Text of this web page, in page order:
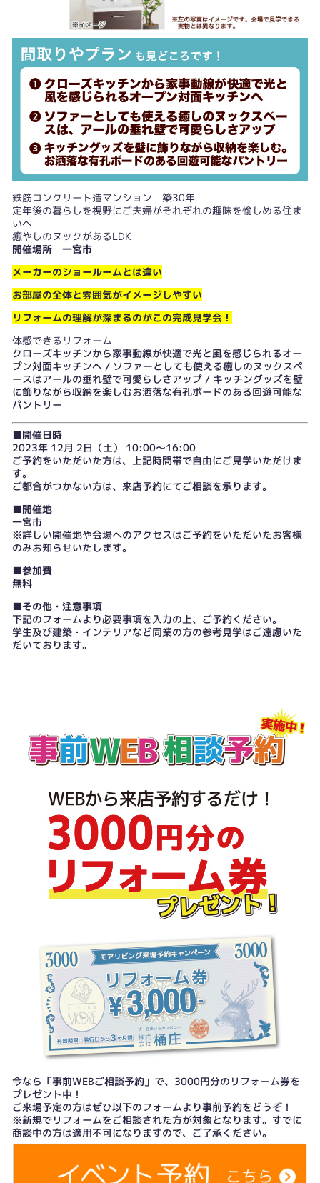
鉄筋コンクリート造マンション 築30年
定年後の暮らしを視野にご夫婦がそれぞれの趣味を愉しめる住ま
いへ
癒やしのヌックがあるLDK
開催場所 一宮市
メーカーのショールームとは違い
お部屋の全体と雰囲気がイメージしやすい
リフォームの理解が深まるのがこの完成見学会！
体感できるリフォーム
クローズキッチンから家事動線が快適で光と風を感じられるオー
プン対面キッチンへ / ソファーとしても使える癒しのヌックスペ
ースはアールの垂れ壁で可愛らしさアップ / キッチングッズを壁
に飾りながら収納を楽しむお洒落な有孔ボードのある回遊可能な
パントリー
■開催日時
2023年 12月 2日（土） 10:00～16:00
ご予約をいただいた方は、上記時間帯で自由にご見学いただけま
す。
ご都合がつかない方は、 来店予約にてご相談を承ります。
■開催地
一宮市
※詳しい開催地や会場へのアクセスはご予約をいただいたお客様
のみお知らせいたします。
■参加費
無料
■その他・注意事項
下記のフォームより必要事項を入力の上、ご予約ください。
学生及び建築・インテリアなど同業の方の参考見学はご遠慮いた
だいております。
今なら「事前WEBご相談予約」で、3000円分のリフォーム券を
プレゼント中！
ご来場予定の方はぜひ以下のフォームより事前予約をどうぞ！
※新規でリフォームをご相談された方が対象となります。すでに
商談中の方は適用不可になりますので、ご了承ください。